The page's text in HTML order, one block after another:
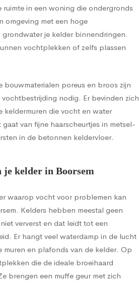
ruimte in een woning die ondergronds
omgeving met een hoge
je kelder binnendringen.
vochtplekken of zelfs plassen
bouwmaterialen poreus en broos zijn
nodig. Er bevinden zich
keldermuren die vocht en water
van fijne haarscheurtjes in metsel-
in de betonnen keldervloer.
je kelder in Boorsem
waarop vocht voor problemen kan
Kelders hebben meestal geen
ververst en dat leidt tot een
Er hangt veel waterdamp in de lucht
muren en plafonds van de kelder. Op
die de ideale broeihaard
brengen een muffe geur met zich